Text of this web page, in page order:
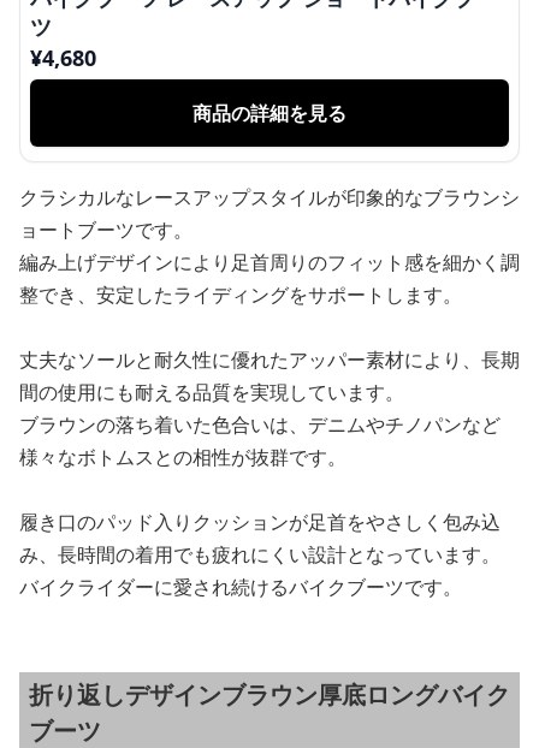
ツ
¥4,680
商品の詳細を見る
クラシカルなレースアップスタイルが印象的なブラウンシ
ョートブーツです。
編み上げデザインにより足首周りのフィット感を細かく調
整でき、安定したライディングをサポートします。
丈夫なソールと耐久性に優れたアッパー素材により、長期
間の使用にも耐える品質を実現しています。
ブラウンの落ち着いた色合いは、デニムやチノパンなど
様々なボトムスとの相性が抜群です。
履き口のパッド入りクッションが足首をやさしく包み込
み、長時間の着用でも疲れにくい設計となっています。
バイクライダーに愛され続けるバイクブーツです。
折り返しデザインブラウン厚底ロングバイク
ブーツ